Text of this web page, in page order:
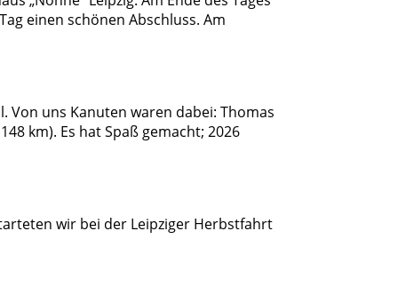
einen schönen Abschluss. Am
Von uns Kanuten waren dabei: Thomas
km). Es hat Spaß gemacht; 2026
wir bei der Leipziger Herbstfahrt